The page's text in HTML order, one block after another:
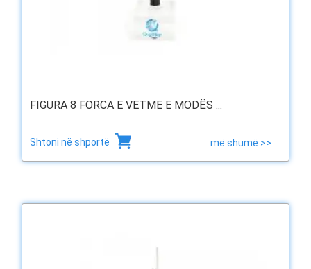
FIGURA 8 FORCA E VETME E MODËS ...
Shtoni në shportë më shumë >>